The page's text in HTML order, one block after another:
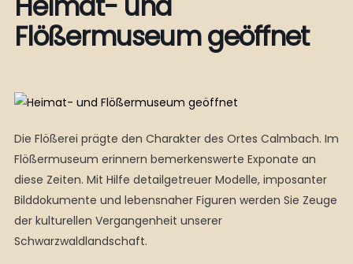
Flößermuseum geöffnet
Die Flößerei prägte den Charakter des Ortes Calmbach. Im
Flößermuseum erinnern bemerkenswerte Exponate an
diese Zeiten. Mit Hilfe detailgetreuer Modelle, imposanter
Bilddokumente und lebensnaher Figuren werden Sie Zeuge
der kulturellen Vergangenheit unserer
Schwarzwaldlandschaft.